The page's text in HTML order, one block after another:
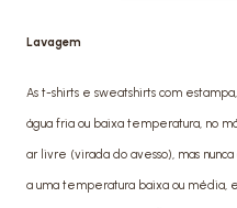
Lavagem
As t-shirts e sweatshirts com
água fria ou baixa temperatura, no
ar livre (virada do avesso), mas
a uma temperatura baixa ou média,